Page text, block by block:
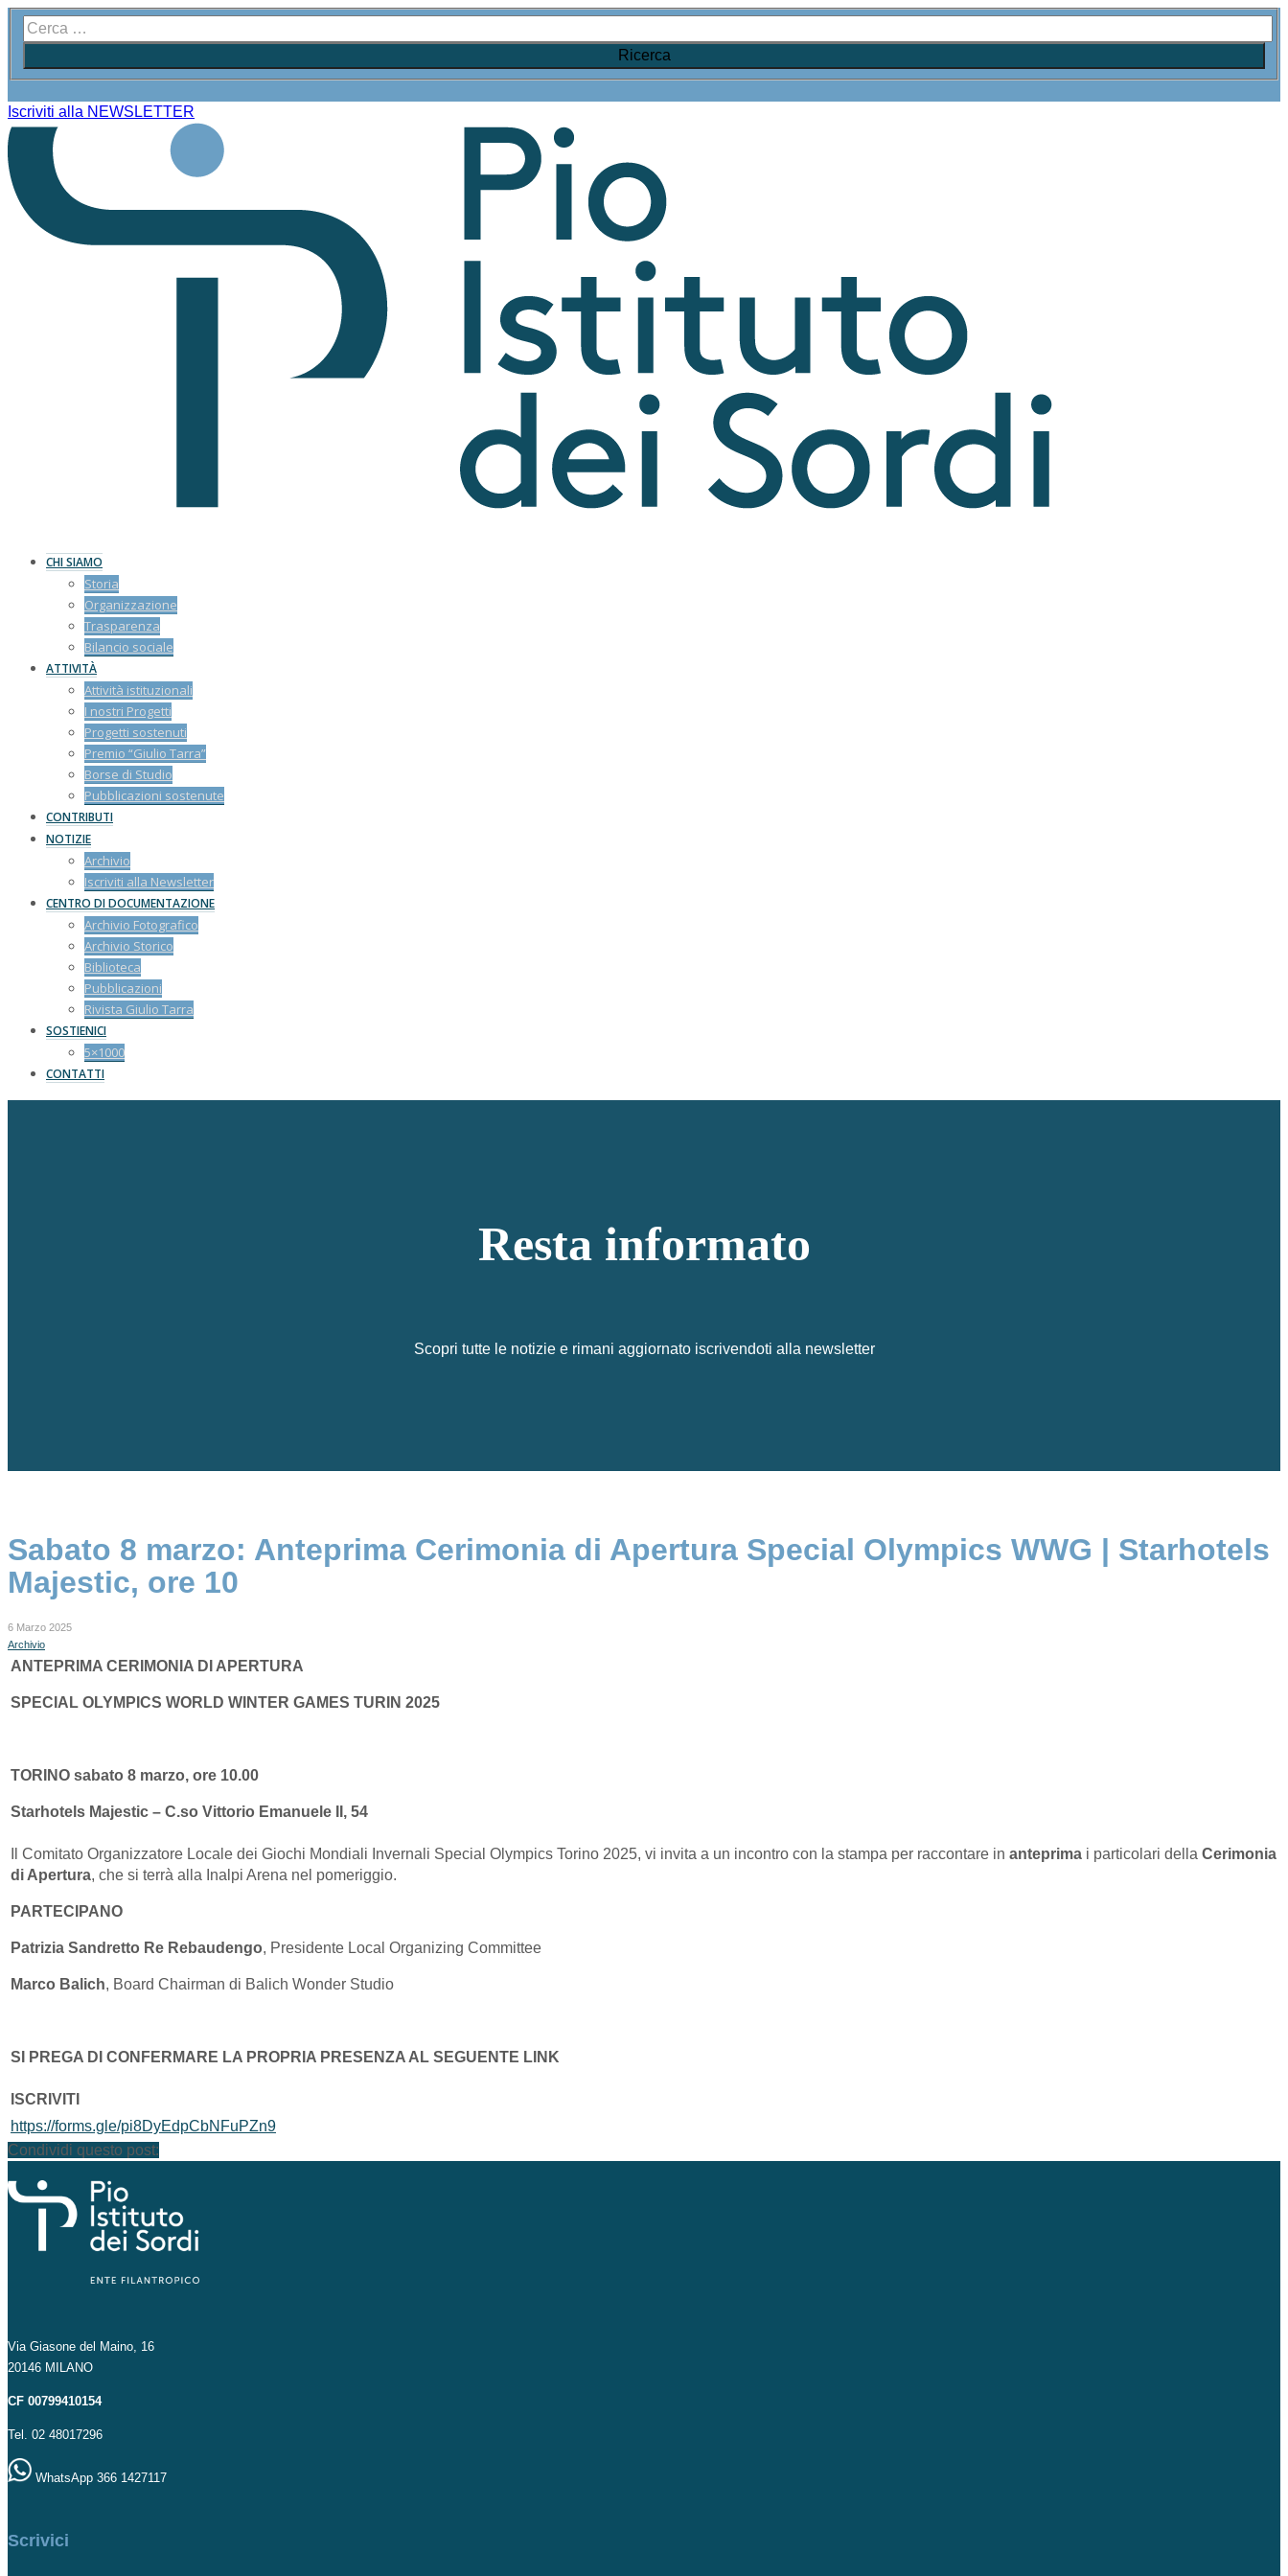
Iscriviti alla NEWSLETTER
CHI SIAMO
Storia
Organizzazione
Trasparenza
Bilancio sociale
ATTIVITÀ
Attività istituzionali
I nostri Progetti
Progetti sostenuti
Premio “Giulio Tarra”
Borse di Studio
Pubblicazioni sostenute
CONTRIBUTI
NOTIZIE
Archivio
Iscriviti alla Newsletter
CENTRO DI DOCUMENTAZIONE
Archivio Fotografico
Archivio Storico
Biblioteca
Pubblicazioni
Rivista Giulio Tarra
SOSTIENICI
5×1000
CONTATTI
Resta informato
Scopri tutte le notizie e rimani aggiornato iscrivendoti alla newsletter
Sabato 8 marzo: Anteprima Cerimonia di Apertura Special Olympics WWG | Starhotels
Majestic, ore 10
6 Marzo 2025
Archivio
ANTEPRIMA CERIMONIA DI APERTURA
SPECIAL OLYMPICS WORLD WINTER GAMES TURIN 2025
TORINO sabato 8 marzo, ore 10.00
Starhotels Majestic – C.so Vittorio Emanuele II, 54
Il Comitato Organizzatore Locale dei Giochi Mondiali Invernali Special Olympics Torino 2025, vi invita a un incontro con la stampa per raccontare in anteprima i particolari della Cerimonia
di Apertura, che si terrà alla Inalpi Arena nel pomeriggio.
PARTECIPANO
Patrizia Sandretto Re Rebaudengo, Presidente Local Organizing Committee
Marco Balich, Board Chairman di Balich Wonder Studio
SI PREGA DI CONFERMARE LA PROPRIA PRESENZA AL SEGUENTE LINK
ISCRIVITI
https://forms.gle/pi8DyEdpCbNFuPZn9
Condividi questo post:
Via Giasone del Maino, 16
20146 MILANO
CF 00799410154
Tel. 02 48017296
WhatsApp 366 1427117
Scrivici